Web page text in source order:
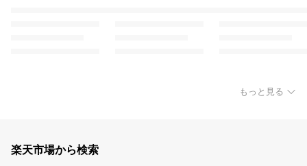
もっと見る
楽天市場から検索